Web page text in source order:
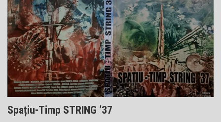
Spațiu-Timp STRING ’37